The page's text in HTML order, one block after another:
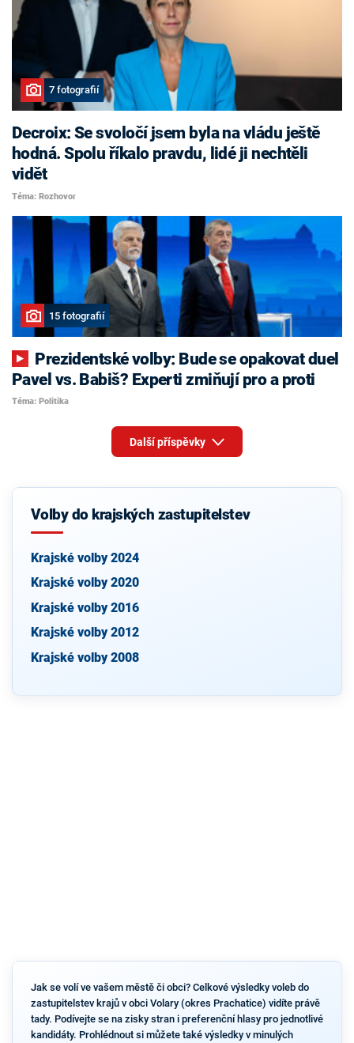
7 fotografií
Decroix: Se svoločí jsem byla na vládu ještě
hodná. Spolu říkalo pravdu, lidé ji nechtěli
vidět
Téma: Rozhovor
15 fotografií
Pavel vs. Babiš? Experti zmiňují pro a proti
Téma: Politika
Další příspěvky
Volby do krajských zastupitelstev
Krajské volby 2024
Krajské volby 2020
Krajské volby 2016
Krajské volby 2012
Krajské volby 2008
Jak se volí ve vašem městě či obci? Celkové výsledky voleb do
zastupitelstev krajů v obci Volary (okres Prachatice) vidíte právě
tady. Podívejte se na zisky stran i preferenční hlasy pro jednotlivé
kandidáty. Prohlédnout si můžete také výsledky v minulých